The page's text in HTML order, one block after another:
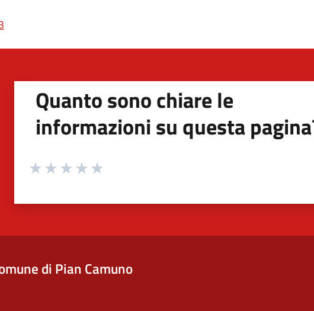
Quanto sono chiare le
informazioni su questa
Valuta da 1 a 5 stelle la pagina
di Pian Camuno